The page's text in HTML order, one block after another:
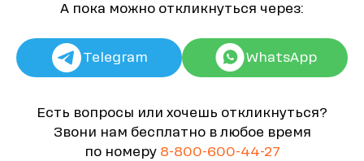
А пока можно откликнуться через:
Telegram WhatsApp
Есть вопросы или хочешь откликнуться?
Звони нам бесплатно в любое время
по номеру 8-800-600-44-27